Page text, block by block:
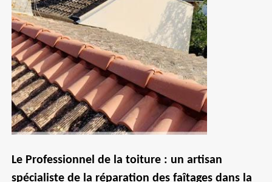
Le Professionnel de la toiture : un artisan
spécialiste de la réparation des faîtages dans la